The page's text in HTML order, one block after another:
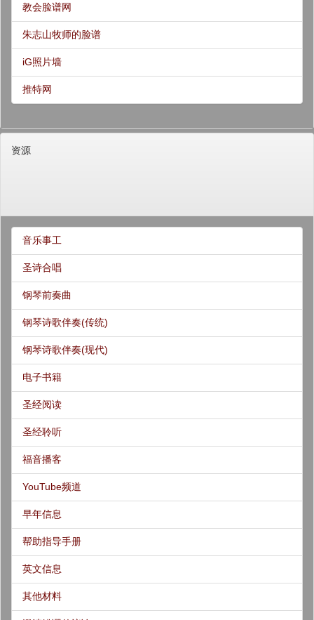
教会脸谱网
朱志山牧师的脸谱
iG照片墙
推特网
资源
音乐事工
圣诗合唱
钢琴前奏曲
钢琴诗歌伴奏(传统)
钢琴诗歌伴奏(现代)
电子书籍
圣经阅读
圣经聆听
福音播客
YouTube频道
早年信息
帮助指导手册
英文信息
其他材料